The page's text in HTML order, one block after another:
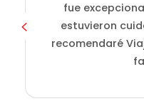
fue
estuvieron
recomendaré